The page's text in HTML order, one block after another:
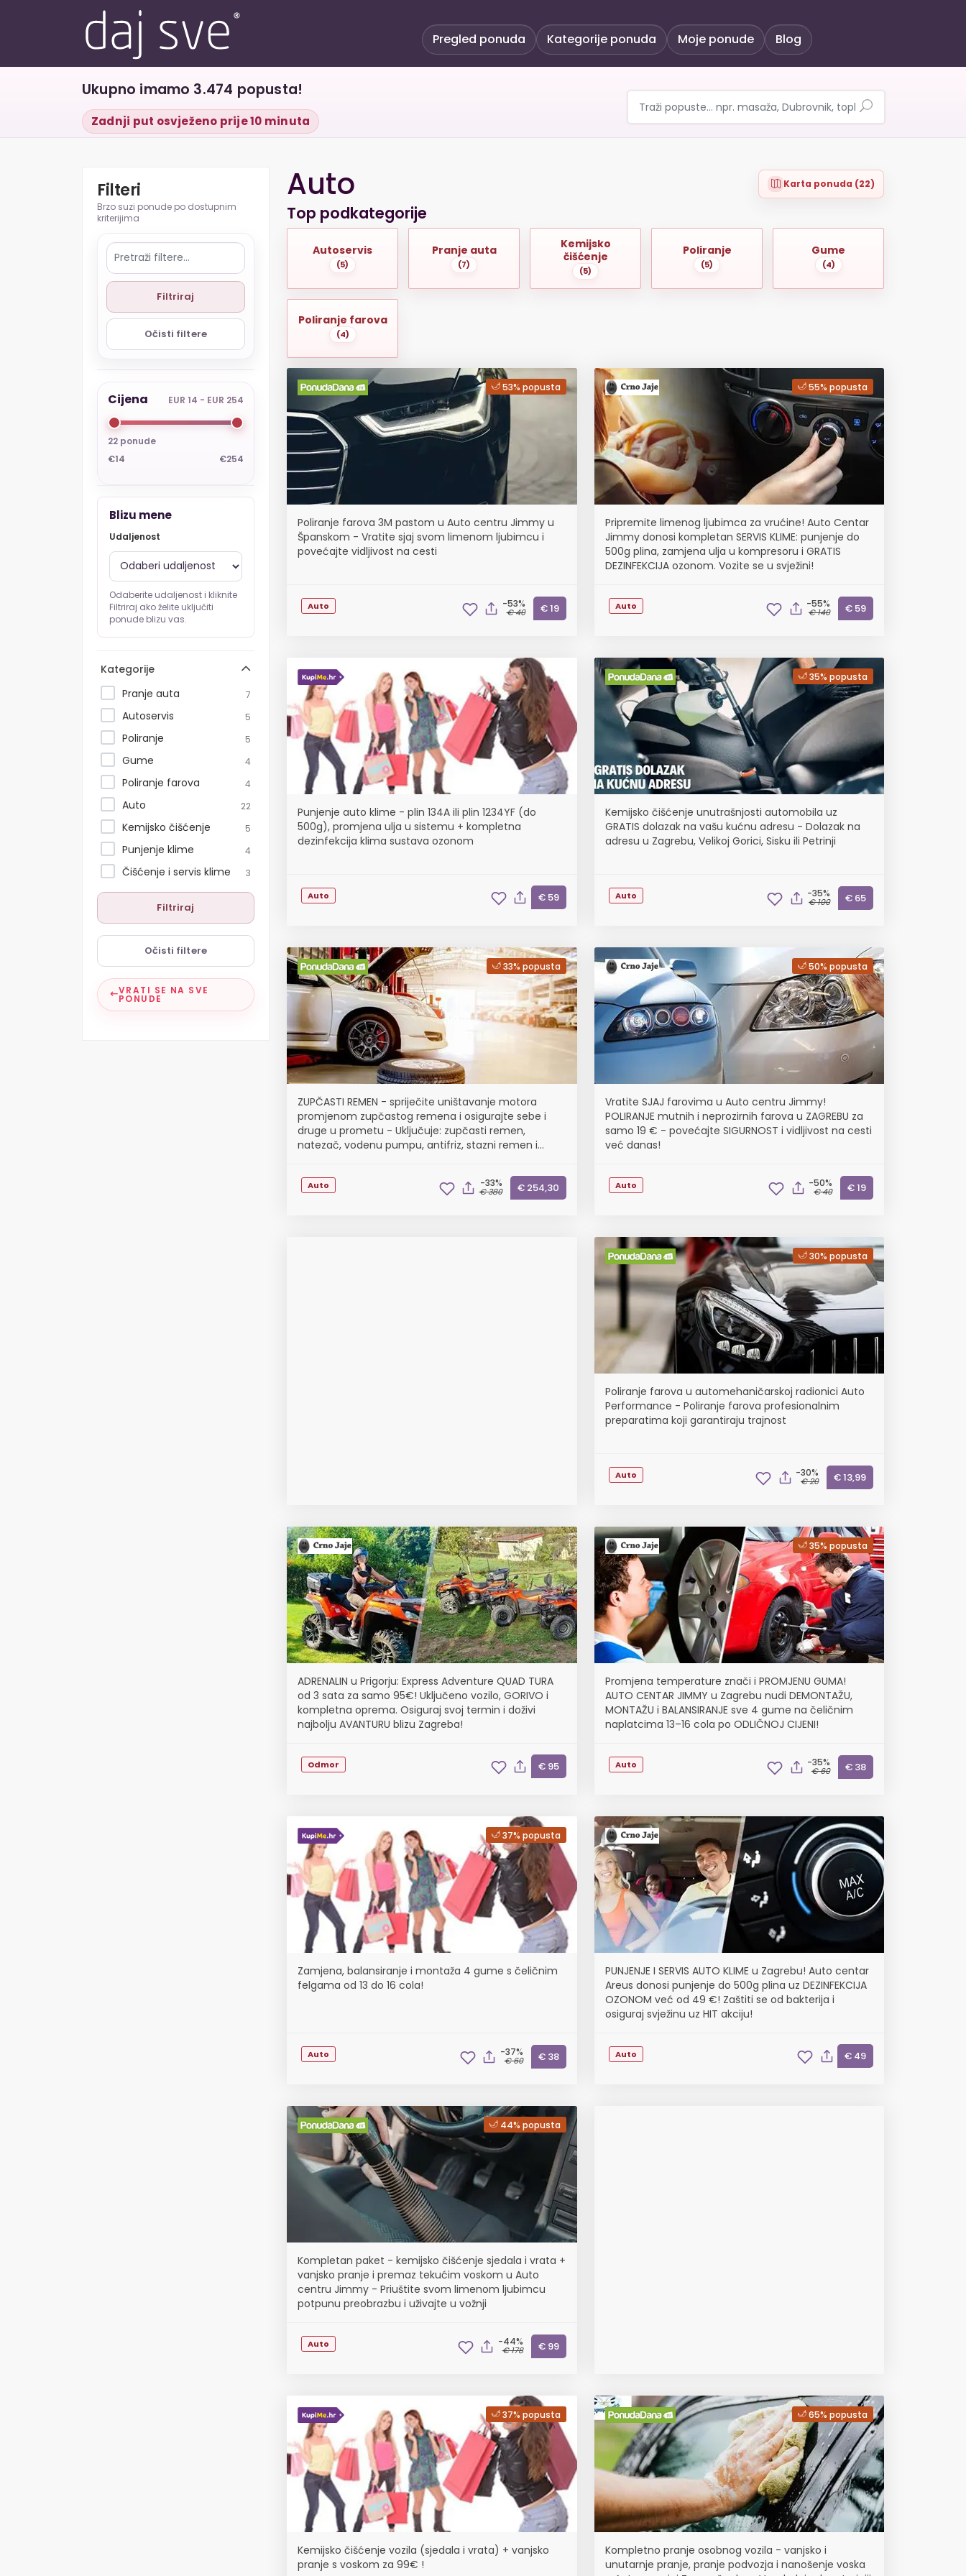
Pregled ponuda Kategorije ponuda Moje ponude Blog
Ukupno imamo 3.474 popusta!
Zadnji put osvježeno prije 10 minuta
Filteri
Filtriraj
Očisti filtere
Cijena EUR 14 - EUR 254
22 ponude
€14
€254
Blizu mene
Udaljenost
Odaberite udaljenost i kliknite
Filtriraj ako želite uključiti
ponude blizu vas.
Kategorije
Pranje auta
7
Autoservis 5
Poliranje 5
Gume 4
Poliranje farova 4
Auto 22
Kemijsko čišćenje 5
Punjenje klime 4
Čišćenje i servis klime 3
Filtriraj
Očisti filtere
VRATI SE NA SVE
PONUDE
Auto Karta ponuda (22)
Top podkategorije
Autoservis
(5)
Pranje auta
(7)
Kemijsko
čišćenje
(5)
Poliranje
(5)
Gume
(4)
Poliranje farova
(4)
53% popusta
Poliranje farova 3M pastom u Auto centru Jimmy u
Španskom - Vratite sjaj svom limenom ljubimcu i
povećajte vidljivost na cesti
Auto -53%
€ 40 € 19
55% popusta
Pripremite limenog ljubimca za vrućine! Auto Centar
Jimmy donosi kompletan SERVIS KLIME: punjenje do
500g plina, zamjena ulja u kompresoru i GRATIS
DEZINFEKCIJA ozonom. Vozite se u svježini!
Auto -55%
€ 140 € 59
Punjenje auto klime - plin 134A ili plin 1234YF (do
500g), promjena ulja u sistemu + kompletna
dezinfekcija klima sustava ozonom
Auto € 59
35% popusta
Kemijsko čišćenje unutrašnjosti automobila uz
GRATIS dolazak na vašu kućnu adresu - Dolazak na
adresu u Zagrebu, Velikoj Gorici, Sisku ili Petrinji
Auto -35%
€ 100 € 65
33% popusta
ZUPČASTI REMEN - spriječite uništavanje motora
promjenom zupčastog remena i osigurajte sebe i
druge u prometu - Uključuje: zupčasti remen,
natezač, vodenu pumpu, antifriz, stazni remen i
Auto -33%
€ 380 € 254,30
50% popusta
Vratite SJAJ farovima u Auto centru Jimmy!
POLIRANJE mutnih i neprozirnih farova u ZAGREBU za
samo 19 € - povećajte SIGURNOST i vidljivost na cesti
već danas!
Auto -50%
€ 40 € 19
30% popusta
Poliranje farova u automehaničarskoj radionici Auto
Performance - Poliranje farova profesionalnim
preparatima koji garantiraju trajnost
Auto -30%
€ 20 € 13,99
ADRENALIN u Prigorju: Express Adventure QUAD TURA
od 3 sata za samo 95€! Uključeno vozilo, GORIVO i
kompletna oprema. Osiguraj svoj termin i doživi
najbolju AVANTURU blizu Zagreba!
Odmor € 95
35% popusta
Promjena temperature znači i PROMJENU GUMA!
AUTO CENTAR JIMMY u Zagrebu nudi DEMONTAŽU,
MONTAŽU i BALANSIRANJE sve 4 gume na čeličnim
naplatcima 13–16 cola po ODLIČNOJ CIJENI!
Auto -35%
€ 60 € 38
37% popusta
Zamjena, balansiranje i montaža 4 gume s čeličnim
felgama od 13 do 16 cola!
Auto -37%
€ 60 € 38
PUNJENJE I SERVIS AUTO KLIME u Zagrebu! Auto centar
Areus donosi punjenje do 500g plina uz DEZINFEKCIJA
OZONOM već od 49 €! Zaštiti se od bakterija i
osiguraj svježinu uz HIT akciju!
Auto € 49
44% popusta
Kompletan paket - kemijsko čišćenje sjedala i vrata +
vanjsko pranje i premaz tekućim voskom u Auto
centru Jimmy - Priuštite svom limenom ljubimcu
potpunu preobrazbu i uživajte u vožnji
Auto -44%
€ 178 € 99
37% popusta
Kemijsko čišćenje vozila (sjedala i vrata) + vanjsko
pranje s voskom za 99€ !
65% popusta
Kompletno pranje osobnog vozila - vanjsko i
unutarnje pranje, pranje podvozja i nanošenje voska